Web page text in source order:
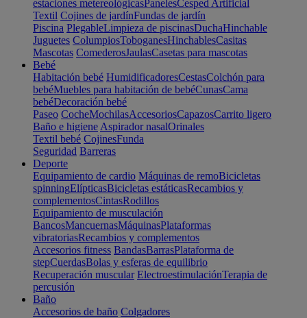
estaciones metereológicasPanelesCesped Artificial
Textil Cojines de jardínFundas de jardín
Piscina PlegableLimpieza de piscinasDuchaHinchable
Juguetes ColumpiosToboganesHinchablesCasitas
Mascotas ComederosJaulasCasetas para mascotas
Bebé
Habitación bebé HumidificadoresCestasColchón para
bebéMuebles para habitación de bebéCunasCama
bebéDecoración bebé
Paseo CocheMochilasAccesoriosCapazosCarrito ligero
Baño e higiene Aspirador nasalOrinales
Textil bebé CojinesFunda
Seguridad Barreras
Deporte
Equipamiento de cardio Máquinas de remoBicicletas
spinningElípticasBicicletas estáticasRecambios y
complementosCintasRodillos
Equipamiento de musculación
BancosMancuernasMáquinasPlataformas
vibratoriasRecambios y complementos
Accesorios fitness BandasBarrasPlataforma de
stepCuerdasBolas y esferas de equilibrio
Recuperación muscular ElectroestimulaciónTerapia de
percusión
Baño
Accesorios de baño Colgadores